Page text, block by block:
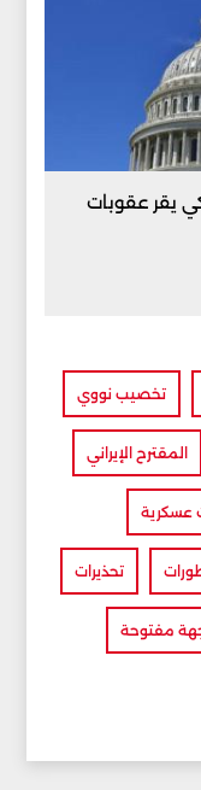
يقر عقوبات
تخصيب نووي
المقترح الإيراني
عسكرية
تحذيرات
مفتوحة